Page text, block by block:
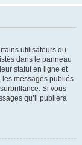
utilisateurs du
dans le panneau
statut en ligne et
les messages publiés
Si vous
qu’il publiera